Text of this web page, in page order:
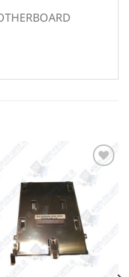
Add to
Wishlist